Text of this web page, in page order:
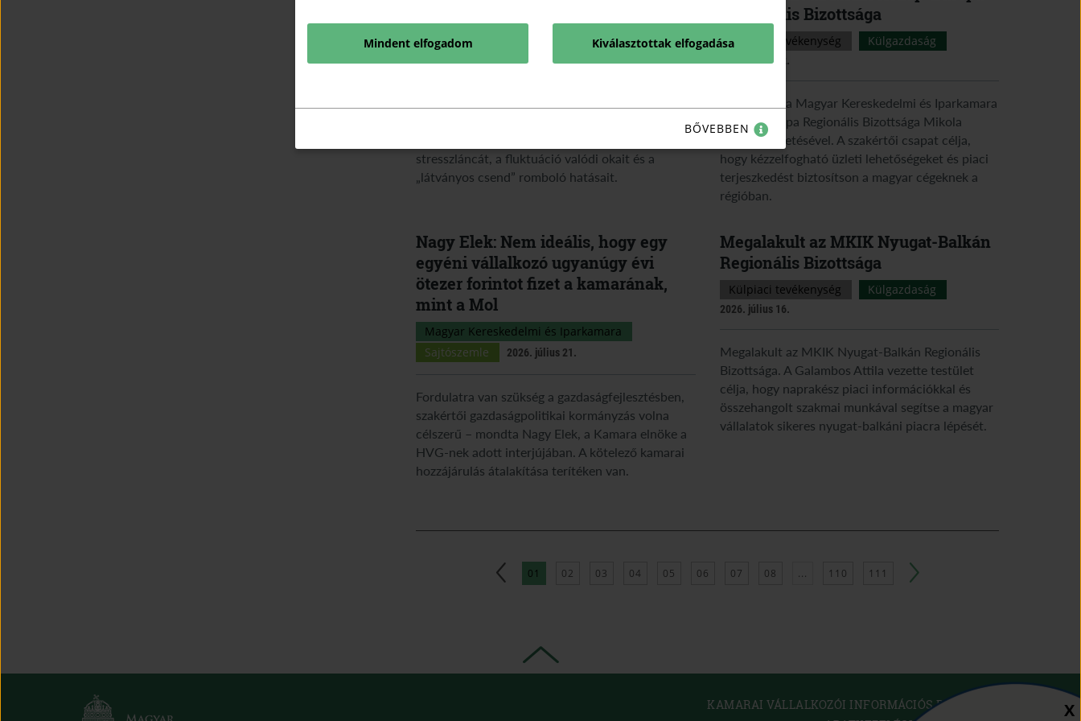
Magyar Kereskedelmi és Iparkamara
stresszláncát, a fluktuáció valódi okait és a
„látványos csend” romboló hatásait.
Regionális Bizottsága
Külpiaci tevékenység Külgazdaság
2026. július 22.
Megalakult a Magyar Kereskedelmi és Iparkamara
Közép-Európa Regionális Bizottsága Mikola
Gergely vezetésével. A szakértői csapat célja,
hogy kézzelfogható üzleti lehetőségeket és piaci
terjeszkedést biztosítson a magyar cégeknek a
régióban.
Nagy Elek: Nem ideális, hogy egy
egyéni vállalkozó ugyanúgy évi
ötezer forintot fizet a kamarának,
mint a Mol
Magyar Kereskedelmi és Iparkamara
Sajtószemle
2026. július 21.
Fordulatra van szükség a gazdaságfejlesztésben,
szakértői gazdaságpolitikai kormányzás volna
célszerű – mondta Nagy Elek, a Kamara elnöke a
HVG-nek adott interjújában. A kötelező kamarai
hozzájárulás átalakítása terítéken van.
Megalakult az MKIK Nyugat-Balkán
Regionális Bizottsága
Külpiaci tevékenység Külgazdaság
2026. július 16.
Megalakult az MKIK Nyugat-Balkán Regionális
Bizottsága. A Galambos Attila vezette testület
célja, hogy naprakész piaci információkkal és
összehangolt szakmai munkával segítse a magyar
vállalatok sikeres nyugat-balkáni piacra lépését.
01 02 03 04 05 06 07 08 ... 110 111
X
KAMARAI VÁLLALKOZÓI INFORMÁCIÓS RENDSZER
Mindent elfogadom Kiválasztottak elfogadása
BŐVEBBEN